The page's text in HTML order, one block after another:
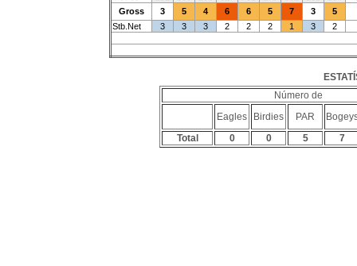
Gross
3 5 4 6 6 5 7 3
5
Stb.Net
3 3 3 2 2 2 1 3 2
Número de
Eagles
Birdies PAR
Total
0 0 5 7